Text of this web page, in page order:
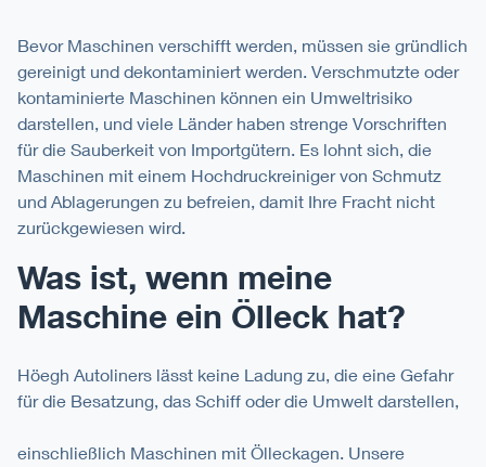
Was ist, wenn meine
Maschine ein Ölleck hat?
Höegh Autoliners lässt keine Ladung zu, die eine Gefahr
für die Besatzung, das Schiff oder die Umwelt darstellen,
einschließlich Maschinen mit Ölleckagen. Unsere
Bevor Maschinen verschifft werden, müssen sie gründlich
gereinigt und dekontaminiert werden. Verschmutzte oder
kontaminierte Maschinen können ein Umweltrisiko
darstellen, und viele Länder haben strenge Vorschriften
für die Sauberkeit von Importgütern. Es lohnt sich, die
Maschinen mit einem Hochdruckreiniger von Schmutz
und Ablagerungen zu befreien, damit Ihre Fracht nicht
zurückgewiesen wird.